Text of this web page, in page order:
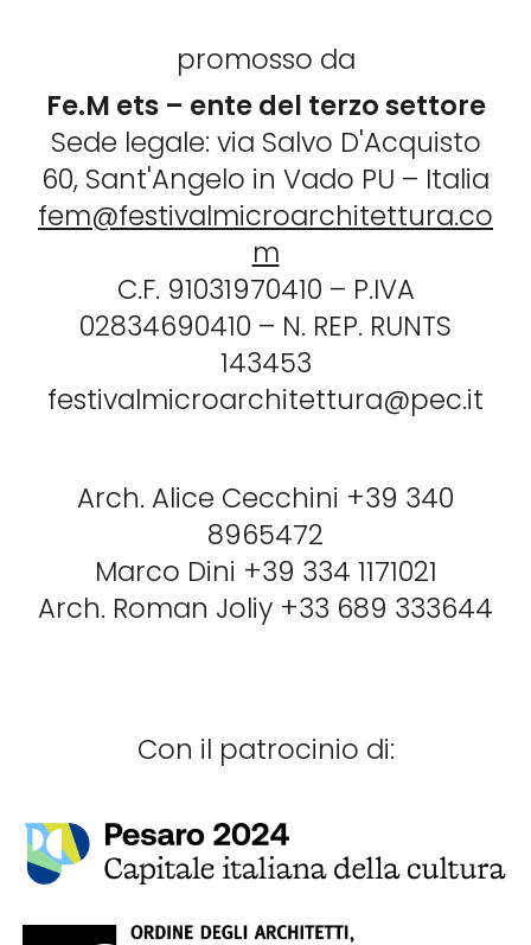
promosso da
Fe.M ets – ente del terzo settore
Sede legale: via Salvo D'Acquisto
60, Sant'Angelo in Vado PU – Italia
fem@festivalmicroarchitettura.co
m
C.F. 91031970410 – P.IVA
02834690410 – N. REP. RUNTS
143453
festivalmicroarchitettura@pec.it
Arch. Alice Cecchini +39 340
8965472
Marco Dini +39 334 1171021
Arch. Roman Joliy +33 689 333644
Con il patrocinio di: